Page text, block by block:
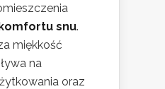
snu.
miękkość
na
oraz